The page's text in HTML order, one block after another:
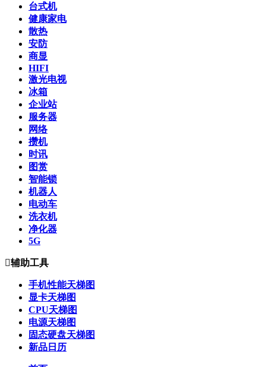
台式机
健康家电
散热
安防
商显
HIFI
激光电视
冰箱
企业站
服务器
网络
攒机
时讯
图赏
智能锁
机器人
电动车
洗衣机
净化器
5G
辅助工具
手机性能天梯图
显卡天梯图
CPU天梯图
电源天梯图
固态硬盘天梯图
新品日历